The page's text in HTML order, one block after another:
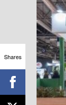
Shares